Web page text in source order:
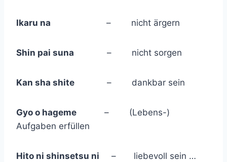
Ikaru na – nicht ärgern
Shin pai suna – nicht sorgen
Kan sha shite – dankbar sein
Gyo o hageme – (Lebens-)
Aufgaben erfüllen
Hito ni shinsetsu ni
– liebevoll sein …